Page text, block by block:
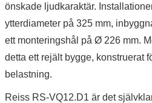
önskade ljudkaraktär.
ytterdiameter på 325 mm,
ett monteringshål på Ø 226 mm.
detta ett rejält bygge, konstruerat
belastning.
Reiss RS-VQ12.D1 är det